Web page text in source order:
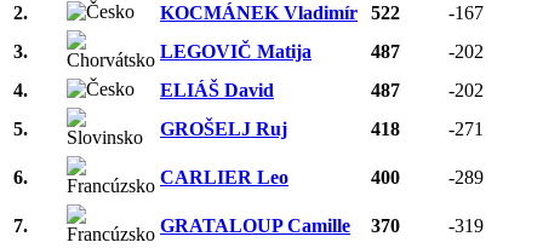
2.
KOCMÁNEK Vladimír 522
-167
3.
LEGOVIČ Matija 487
-202
4.
ELIÁŠ David 487
-202
5.
GROŠELJ Ruj 418 -271
6. CARLIER Leo 400 -289
7. GRATALOUP Camille 370 -319